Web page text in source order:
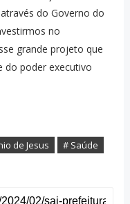
do Governo do
no
grande projeto que
do poder executivo
de Jesus
# Saúde